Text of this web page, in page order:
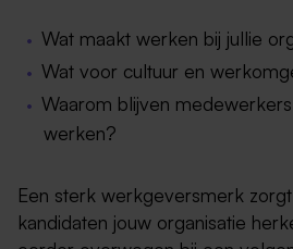
Wat maakt werken bij jullie
Wat voor cultuur en
Waarom blijven
werken?
Een sterk werkgeversmerk
kandidaten jouw organisatie